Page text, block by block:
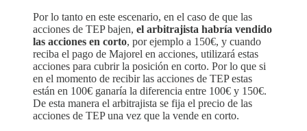
Por lo tanto en este escenario, en el caso de que las
acciones de TEP bajen, el arbitrajista habría vendido
las acciones en corto, por ejemplo a 150€, y cuando
reciba el pago de Majorel en acciones, utilizará estas
acciones para cubrir la posición en corto. Por lo que si
en el momento de recibir las acciones de TEP estas
están en 100€ ganaría la diferencia entre 100€ y 150€.
De esta manera el arbitrajista se fija el precio de las
acciones de TEP una vez que la vende en corto.